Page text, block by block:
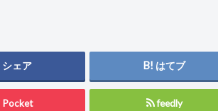
シェア はてブ
Pocket feedly